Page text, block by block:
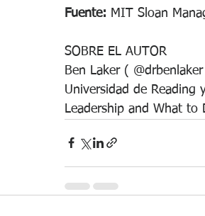
Fuente: MIT Sloan
SOBRE EL AUTOR
Ben Laker (
Universidad de Reading
Leadership and What